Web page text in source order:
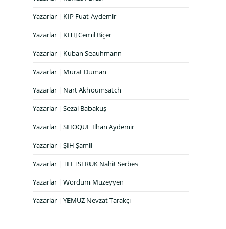
Yazarlar | KIP Fuat Aydemir
Yazarlar | KITIJ Cemil Biçer
Yazarlar | Kuban Seauhmann
Yazarlar | Murat Duman
Yazarlar | Nart Akhoumsatch
Yazarlar | Sezai Babakuş
Yazarlar | SHOQUL İlhan Aydemir
Yazarlar | ŞIH Şamil
Yazarlar | TLETSERUK Nahit Serbes
Yazarlar | Wordum Müzeyyen
Yazarlar | YEMUZ Nevzat Tarakçı